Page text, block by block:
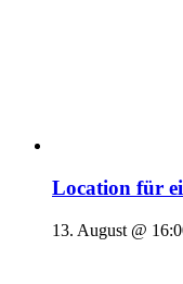
Location für
13. August @